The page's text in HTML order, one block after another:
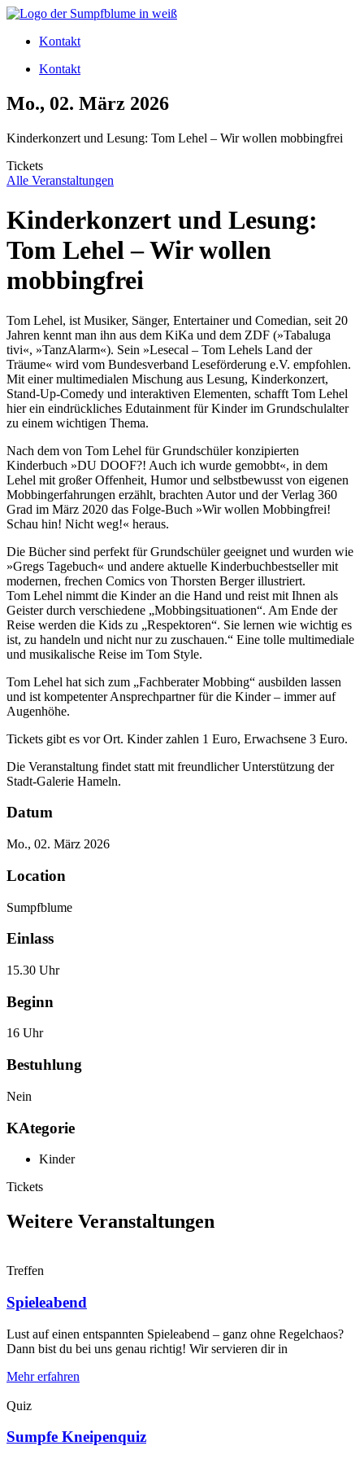
Zum
wechselnKontakt
Kontakt
Mo., 02. März 2026
Kinderkonzert und Lesung: Tom Lehel – Wir wollen mobbingfrei
Tickets
Alle Veranstaltungen
Kinderkonzert und Lesung:
Tom Lehel – Wir wollen
mobbingfrei
Tom Lehel, ist Musiker, Sänger, Entertainer und Comedian, seit 20
Jahren kennt man ihn aus dem KiKa und dem ZDF (»Tabaluga
tivi«, »TanzAlarm«). Sein »Lesecal – Tom Lehels Land der
Träume« wird vom Bundesverband Leseförderung e.V. empfohlen.
Mit einer multimedialen Mischung aus Lesung, Kinderkonzert,
Stand-Up-Comedy und interaktiven Elementen, schafft Tom Lehel
hier ein eindrückliches Edutainment für Kinder im Grundschulalter
zu einem wichtigen Thema.
Nach dem von Tom Lehel für Grundschüler konzipierten
Kinderbuch »DU DOOF?! Auch ich wurde gemobbt«, in dem
Lehel mit großer Offenheit, Humor und selbstbewusst von eigenen
Mobbingerfahrungen erzählt, brachten Autor und der Verlag 360
Grad im März 2020 das Folge-Buch »Wir wollen Mobbingfrei!
Schau hin! Nicht weg!« heraus.
Die Bücher sind perfekt für Grundschüler geeignet und wurden wie
»Gregs Tagebuch« und andere aktuelle Kinderbuchbestseller mit
modernen, frechen Comics von Thorsten Berger illustriert.
Tom Lehel nimmt die Kinder an die Hand und reist mit Ihnen als
Geister durch verschiedene „Mobbingsituationen“. Am Ende der
Reise werden die Kids zu „Respektoren“. Sie lernen wie wichtig es
ist, zu handeln und nicht nur zu zuschauen.“ Eine tolle multimediale
und musikalische Reise im Tom Style.
Tom Lehel hat sich zum „Fachberater Mobbing“ ausbilden lassen
und ist kompetenter Ansprechpartner für die Kinder – immer auf
Augenhöhe.
Tickets gibt es vor Ort. Kinder zahlen 1 Euro, Erwachsene 3 Euro.
Die Veranstaltung findet statt mit freundlicher Unterstützung der
Stadt-Galerie Hameln.
Datum
Mo., 02. März 2026
Location
Sumpfblume
Einlass
15.30 Uhr
Beginn
16 Uhr
Bestuhlung
Nein
KAtegorie
Kinder
Tickets
Weitere Veranstaltungen
Treffen
Spieleabend
Lust auf einen entspannten Spieleabend – ganz ohne Regelchaos?
Dann bist du bei uns genau richtig! Wir servieren dir in
Mehr erfahren
Quiz
Sumpfe Kneipenquiz